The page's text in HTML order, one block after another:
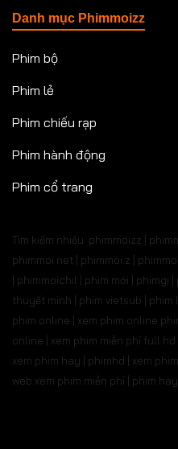
Danh mục Phimmoizz
Phim bộ
Phim lẻ
Phim chiếu rạp
Phim hành động
Phim cổ trang
Tìm kiếm nhiều: phimmoizz |
phimmoi net | phimmoi.z |
| phimmoichil | phim mới | phimgi
thuyết minh | phim vietsub | phim
phim online | xem phim online
online | xem phim miễn phí full hd
xem phim hay | phimhd | xem
web xem phim miễn phí | phim